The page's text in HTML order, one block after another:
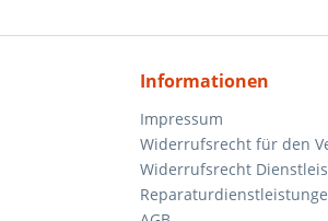
Informationen
Impressum
Widerrufsrecht für den
Widerrufsrecht